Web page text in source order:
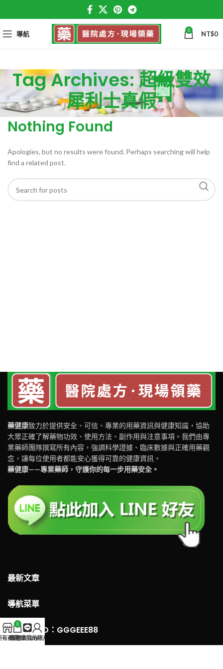
導航 0 NT$0
Tag Archives: 超級雙效
犀利士真假
Nothing Found
Apologies, but no results were found. Perhaps searching will help
find a related post.
藥健康致力於提供安全、可信、專業的用藥資訊與健康知識，協助
大眾正確了解藥物功效、使用方法、副作用與注意事項。我們由專
業藥師團隊撰寫所有內容，強調科學證據、臨床數據與正確用藥觀
念，讓每位使用者都能安心獲得可靠的健康資訊。
藥健康——專業藥師，守護你的每一步用藥安全。
最新文章
導航菜單
LINE 客服ID：GGGEEE88
有商品
0
購物車官方Line
我的賬戶